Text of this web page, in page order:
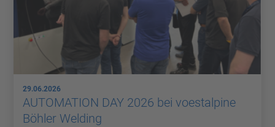
29.06.2026
AUTOMATION DAY 2026 bei voestalpine
Böhler Welding